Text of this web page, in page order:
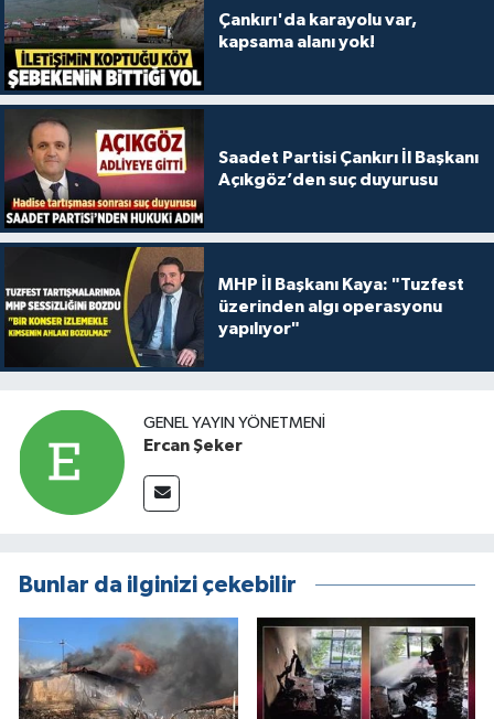
Çankırı'da karayolu var,
kapsama alanı yok!
Saadet Partisi Çankırı İl Başkanı
Açıkgöz’den suç duyurusu
MHP İl Başkanı Kaya: "Tuzfest
üzerinden algı operasyonu
yapılıyor"
GENEL YAYIN YÖNETMENI
Ercan Şeker
Bunlar da ilginizi çekebilir